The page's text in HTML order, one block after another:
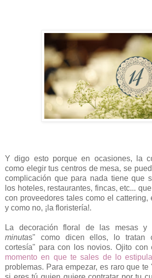
Y digo esto porque en ocasiones, la
como elegir tus centros de mesa, se
complicación que para nada tiene que
los hoteles, restaurantes, fincas, etc...
con proveedores tales como el cattering,
y como no, ¡la floristería!.
La decoración floral de las mesas y
minutas" como dicen ellos, lo tratan
cortesía" para con los novios. Ojito
momento en que te sales de lo
problemas. Para empezar, es raro que